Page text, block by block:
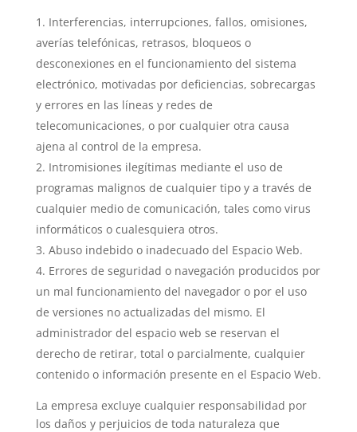
Interferencias, interrupciones, fallos, omisiones,
averías telefónicas, retrasos, bloqueos o
desconexiones en el funcionamiento del sistema
electrónico, motivadas por deficiencias, sobrecargas
y errores en las líneas y redes de
telecomunicaciones, o por cualquier otra causa
ajena al control de la empresa.
Intromisiones ilegítimas mediante el uso de
programas malignos de cualquier tipo y a través de
cualquier medio de comunicación, tales como virus
informáticos o cualesquiera otros.
Abuso indebido o inadecuado del Espacio Web.
Errores de seguridad o navegación producidos por
un mal funcionamiento del navegador o por el uso
de versiones no actualizadas del mismo. El
administrador del espacio web se reservan el
derecho de retirar, total o parcialmente, cualquier
contenido o información presente en el Espacio Web.
La empresa excluye cualquier responsabilidad por
los daños y perjuicios de toda naturaleza que